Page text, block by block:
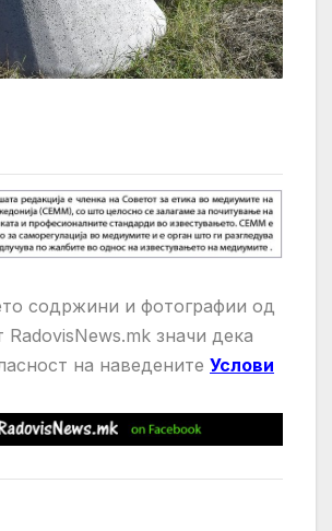
содржини и фотографии од
RadovisNews.mk значи дека
на нaведените Услови